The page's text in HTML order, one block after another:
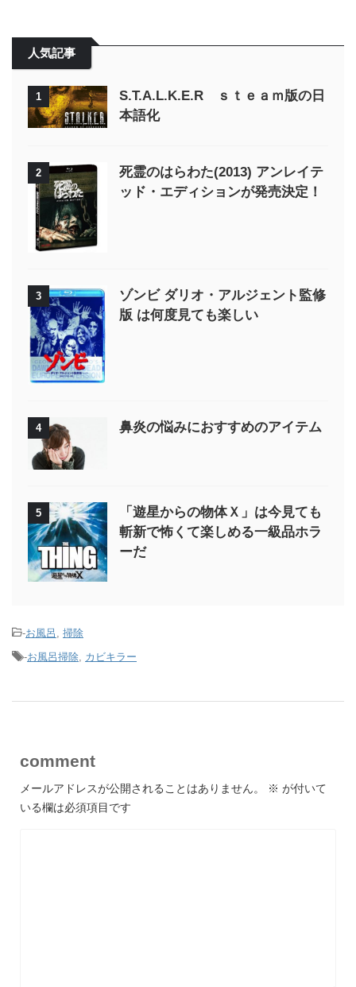
人気記事
1
S.T.A.L.K.E.R ｓｔｅａｍ版の日
本語化
2
死霊のはらわた(2013) アンレイテ
ッド・エディションが発売決定！
3
ゾンビ ダリオ・アルジェント監修
版 は何度見ても楽しい
4 鼻炎の悩みにおすすめのアイテム
5
「遊星からの物体Ｘ」は今見ても
斬新で怖くて楽しめる一級品ホラ
ーだ
-お風呂 , 掃除
-お風呂掃除, カビキラー
comment
メールアドレスが公開されることはありません。 ※ が付いて
いる欄は必須項目です